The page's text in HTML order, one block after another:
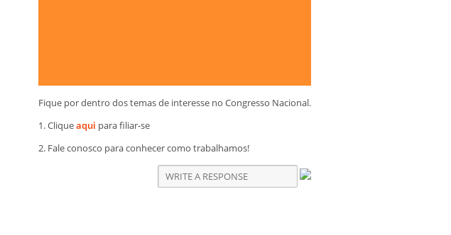
Fique por dentro dos temas de interesse no Congresso Nacional.
1. Cliqueaqui para filiar-se
2. Fale conosco para conhecer como trabalhamos!